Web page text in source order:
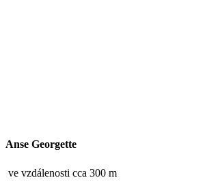
Anse Georgette
ve vzdálenosti cca 300 m